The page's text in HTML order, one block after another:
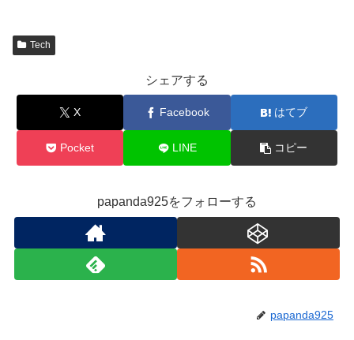
Tech
シェアする
X Facebook はてブ
Pocket LINE コピー
papanda925をフォローする
papanda925